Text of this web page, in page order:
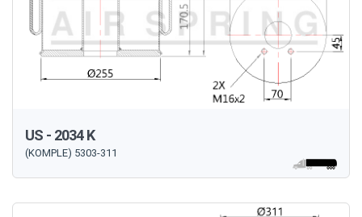
US - 2034 K
(KOMPLE) 5303-311